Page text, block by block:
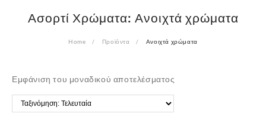
Ασορτί Χρώματα: Ανοιχτά χρώματα
Home Προϊόντα Ανοιχτά χρώματα
Εμφάνιση του μοναδικού αποτελέσματος